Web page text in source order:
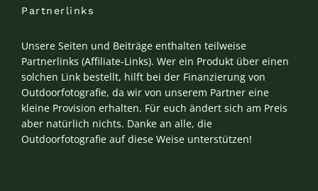
Partnerlinks
Unsere Seiten und Beiträge enthalten teilweise
Partnerlinks (Affiliate-Links). Wer ein Produkt über einen
solchen Link bestellt, hilft bei der Finanzierung von
Outdoorfotografie, da wir von unserem Partner eine
kleine Provision erhalten. Für euch ändert sich am Preis
aber natürlich nichts. Danke an alle, die
Outdoorfotografie auf diese Weise unterstützen!